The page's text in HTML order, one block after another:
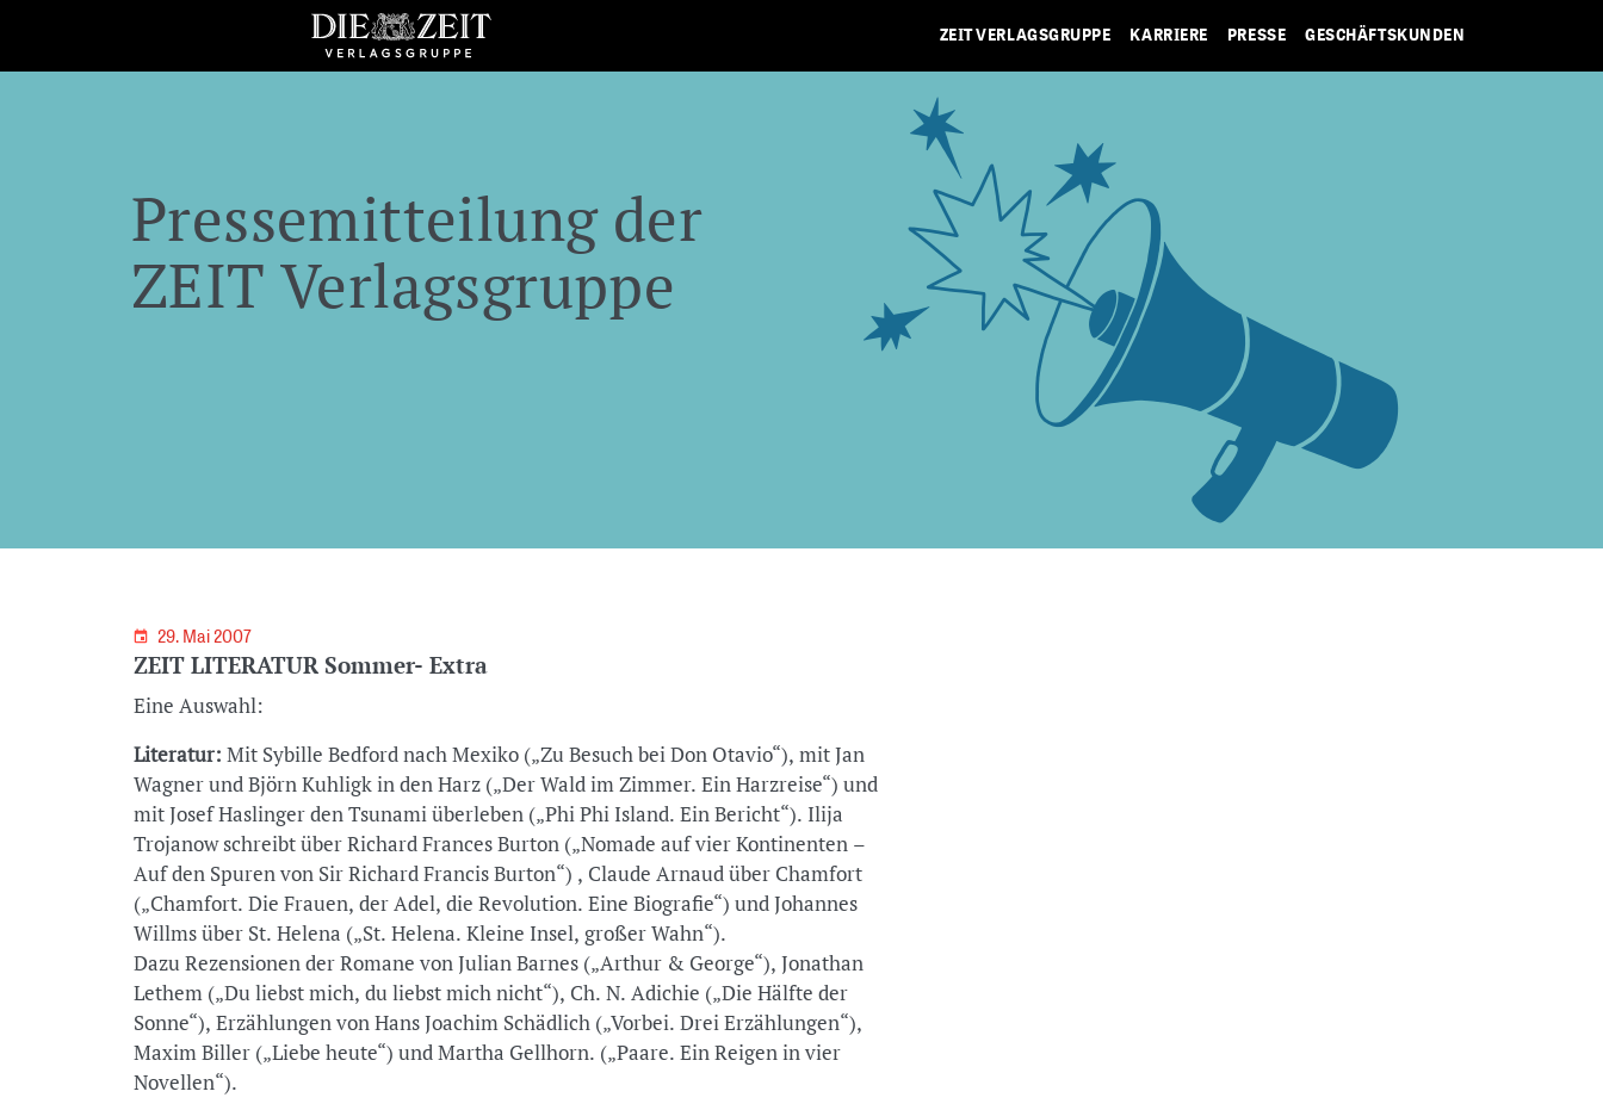
ZEIT VERLAGSGRUPPE KARRIERE PRESSE GESCHÄFTSKUNDEN
Pressemitteilung der
ZEIT Verlagsgruppe
29. Mai 2007
ZEIT LITERATUR Sommer- Extra
Eine Auswahl:
Literatur: Mit Sybille Bedford nach Mexiko („Zu Besuch bei Don Otavio“), mit Jan
Wagner und Björn Kuhligk in den Harz („Der Wald im Zimmer. Ein Harzreise“) und
mit Josef Haslinger den Tsunami überleben („Phi Phi Island. Ein Bericht“). Ilija
Trojanow schreibt über Richard Frances Burton („Nomade auf vier Kontinenten –
Auf den Spuren von Sir Richard Francis Burton“) , Claude Arnaud über Chamfort
(„Chamfort. Die Frauen, der Adel, die Revolution. Eine Biografie“) und Johannes
Willms über St. Helena („St. Helena. Kleine Insel, großer Wahn“).
Dazu Rezensionen der Romane von Julian Barnes („Arthur & George“), Jonathan
Lethem („Du liebst mich, du liebst mich nicht“), Ch. N. Adichie („Die Hälfte der
Sonne“), Erzählungen von Hans Joachim Schädlich („Vorbei. Drei Erzählungen“),
Maxim Biller („Liebe heute“) und Martha Gellhorn. („Paare. Ein Reigen in vier
Novellen“).